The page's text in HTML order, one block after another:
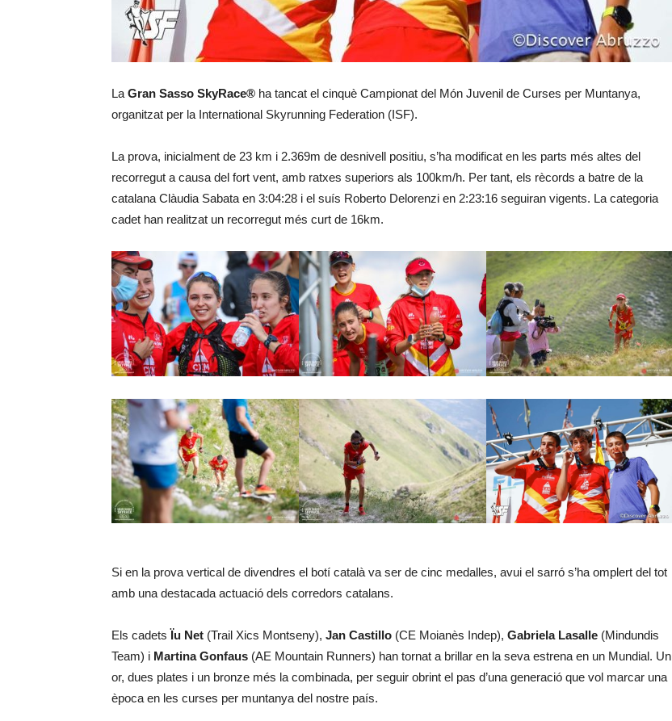
La Gran Sasso SkyRace® ha tancat el cinquè Campionat del Món Juvenil de Curses per Muntanya,
organitzat per la International Skyrunning Federation (ISF).
La prova, inicialment de 23 km i 2.369m de desnivell positiu, s’ha modificat en les parts més altes del
recorregut a causa del fort vent, amb ratxes superiors als 100km/h. Per tant, els rècords a batre de la
catalana Clàudia Sabata en 3:04:28 i el suís Roberto Delorenzi en 2:23:16 seguiran vigents. La categoria
cadet han realitzat un recorregut més curt de 16km.
Si en la prova vertical de divendres el botí català va ser de cinc medalles, avui el sarró s’ha omplert del tot
amb una destacada actuació dels corredors catalans.
Els cadets Ïu Net (Trail Xics Montseny), Jan Castillo (CE Moianès Indep), Gabriela Lasalle (Mindundis
Team) i Martina Gonfaus (AE Mountain Runners) han tornat a brillar en la seva estrena en un Mundial. Un
or, dues plates i un bronze més la combinada, per seguir obrint el pas d’una generació que vol marcar una
època en les curses per muntanya del nostre país.